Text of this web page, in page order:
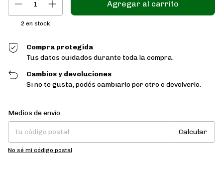
2 en stock
Compra protegida
Tus datos cuidados durante toda la compra.
Cambios y devoluciones
Si no te gusta, podés cambiarlo por otro o devolverlo.
Entregas para el CP:
Medios de envío
Calcular
No sé mi código postal